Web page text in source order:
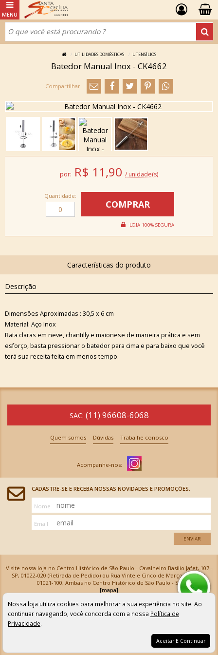
UTILIDADES DOMÉSTICAS UTENSÍLIOS
Batedor Manual Inox - CK4662
por: R$ 11,90 / unidade(s)
Quantidade:
Descrição
Dimensões Aproximadas : 30,5 x 6 cm
Material: Aço Inox
Bata claras em neve, chantilly e maionese de maneira prática e sem
esforço, basta pressionar o batedor para cima e para baixo que você
terá sua receita feita em menos tempo.
SAC: (11) 96608-6068
Quem somos Dúvidas Trabalhe conosco
CADASTRE-SE E RECEBA NOSSAS NOVIDADES E PROMOÇÕES.
Nome
Email
ENVIAR
Visite nossa loja no Centro Histórico de São Paulo - Cavalheiro Basílio Jafet, 107 -
SP, 01022-020 (Retirada de Pedido) ou Rua Vinte e Cinco de Março, 576 - SP,
01021-100, Ambas no Centro Histórico de São Paulo - SP
[mapa]
Armarinhos Santa Cecília Ltda | CNPJ: 61.069.639/0001-18
Os preços e as condições de pagamento apresentadas na loja virtual não valem para nossa loja física e
podem sofrer alterações sem aviso prévio. Vendas com cartão de crédito sujeitas a análise e
confirmação de dados.
Nossa loja utiliza cookies para melhorar a sua experiência no site. Ao
continuar navegando, você concorda com a nossa Política de
Privacidade.
Aceitar E Continuar